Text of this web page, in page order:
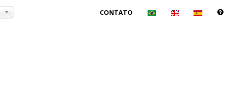
CONTATO